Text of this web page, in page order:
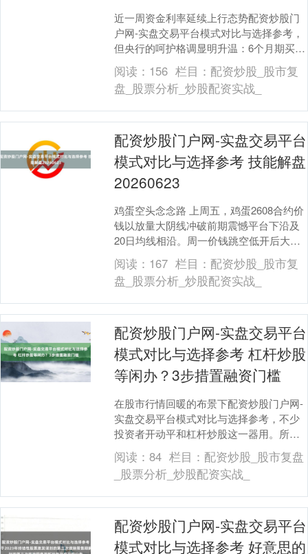
近一周资金利率延续上行态势配资炒股门
户网-实盘交易平台模式对比与选择参考，
但央行的呵护格调显明升温：6个月期买断
式逆回购操作兑现等量续作，未进一步缩
量。尽管临比....
阅读： 156 栏目： 配资炒股_股市复
盘_股票分析_炒股配资实战_
配资炒股门户网-实盘交易平台
模式对比与选择参考 技能解盘
20260623
鸡蛋空头念念路 上周五，鸡蛋2608合约价
钱以放量大阴线冲破前期震憾平台下沿及
20日均线相沿。周一价钱跳空低开后大幅
下降，捏仓量保捏踏实，成交量急剧放
大。这反应....
阅读： 167 栏目： 配资炒股_股市复
盘_股票分析_炒股配资实战_
配资炒股门户网-实盘交易平台
模式对比与选择参考 杠杆炒股
等闲办？3步措置融资门槛
在股市行情回暖的布景下配资炒股门户网-
实盘交易平台模式对比与选择参考，不少
投资者开动平和杠杆炒股这一器用。所谓
杠杆炒股，平时来说即是“借钱炒股”——通
过向券商或....
阅读：84 栏目： 配资炒股_股市复盘
_股票分析_炒股配资实战_
配资炒股门户网-实盘交易平台
模式对比与选择参考 好意思的